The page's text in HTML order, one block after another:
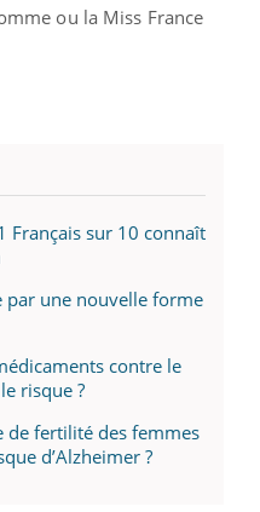
ou la Miss France
Français sur 10 connaît
par une nouvelle forme
contre le
risque ?
de fertilité des femmes
d’Alzheimer ?